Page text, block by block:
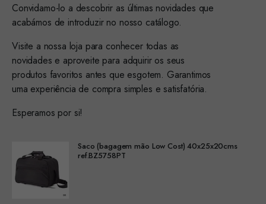
Convidamo-lo a descobrir as últimas novidades que
acabámos de introduzir no nosso catálogo.
Visite a nossa loja para conhecer todas as
novidades e aproveite para adquirir os seus
produtos favoritos antes que esgotem. Garantimos
uma experiência de compra simples e satisfatória.
Esperamos por si!
Saco (bagagem mão Low Cost) 40x25x20cms
ref.BZ5758PT